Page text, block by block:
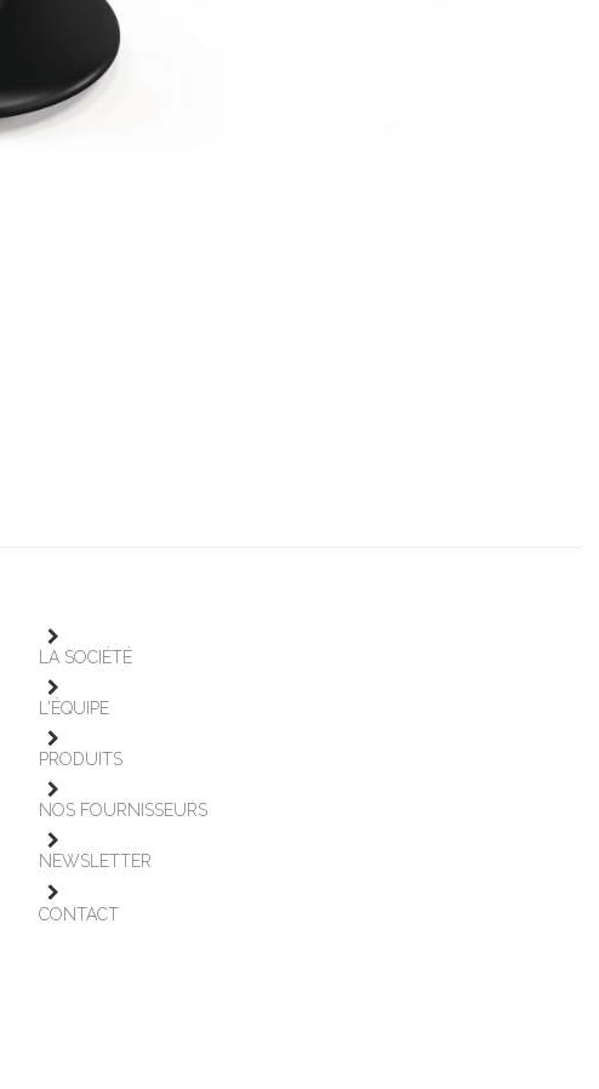
LA SOCIÉTÉ
L'ÉQUIPE
PRODUITS
NOS FOURNISSEURS
NEWSLETTER
CONTACT